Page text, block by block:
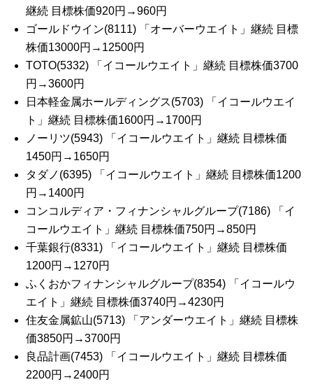
継続 目標株価920円→960円
ゴールドウイン(8111) 「オーバーウエイト」継続 目標
株価13000円→12500円
TOTO(5332) 「イコールウエイト」継続 目標株価3700
円→3600円
日本軽金属ホールディングス(5703) 「イコールウエイ
ト」継続 目標株価1600円→1700円
ノーリツ(5943) 「イコールウエイト」継続 目標株価
1450円→1650円
タダノ(6395) 「イコールウエイト」継続 目標株価1200
円→1400円
コンコルディア・フィナンシャルグループ(7186) 「イ
コールウエイト」継続 目標株価750円→850円
千葉銀行(8331) 「イコールウエイト」継続 目標株価
1200円→1270円
ふくおかフィナンシャルグループ(8354) 「イコールウ
エイト」継続 目標株価3740円→4230円
住友金属鉱山(5713) 「アンダーウエイト」継続 目標株
価3850円→3700円
良品計画(7453) 「イコールウエイト」継続 目標株価
2200円→2400円